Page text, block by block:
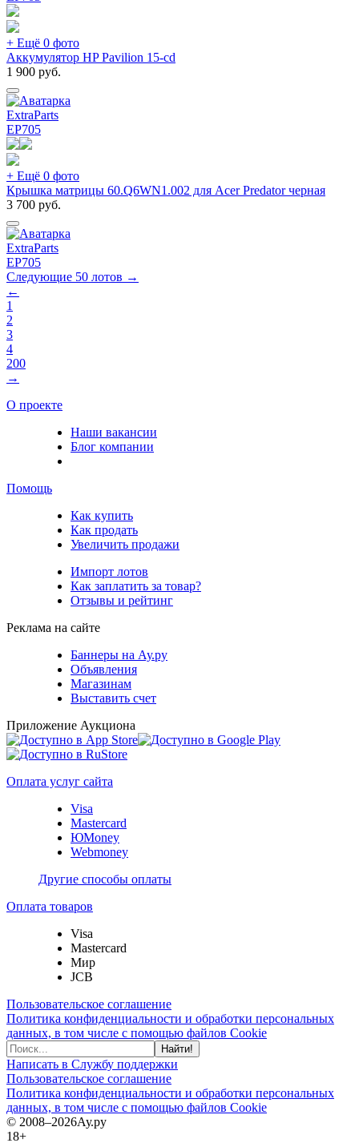
+ Ещё 0 фото
Аккумулятор HP Pavilion 15-cd
1 900 руб.
ExtraParts
EP705
+ Ещё 0 фото
Крышка матрицы 60.Q6WN1.002 для Acer Predator черная
3 700 руб.
ExtraParts
EP705
Следующие 50 лотов →
←
1
2
3
4
200
→
О проекте
Наши вакансии
Блог компании
Помощь
Как купить
Как продать
Увеличить продажи
Импорт лотов
Как заплатить за товар?
Отзывы и рейтинг
Реклама на сайте
Баннеры на Ау.ру
Объявления
Магазинам
Выставить счет
Приложение Аукциона
Оплата услуг сайта
Visa
Mastercard
ЮMoney
Webmoney
Другие способы оплаты
Оплата товаров
Visa
Mastercard
Мир
JCB
Пользовательское соглашение
Политика конфиденциальности и обработки персональных
данных, в том числе с помощью файлов Cookie
Найти!
Написать в Службу поддержки
Пользовательское соглашение
Политика конфиденциальности и обработки персональных
данных, в том числе с помощью файлов Cookie
© 2008–2026Ау.ру
18+